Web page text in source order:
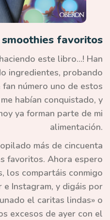
smoothies favoritos
este libro...! Han
ingredientes, probando
número uno de estos
habían conquistado, y
ya forman parte de mi
alimentación.
más de cincuenta
favoritos. Ahora espero
los compartáis conmigo
e Instagram, y digáis por
el caritas lindas» o
excesos de ayer con el